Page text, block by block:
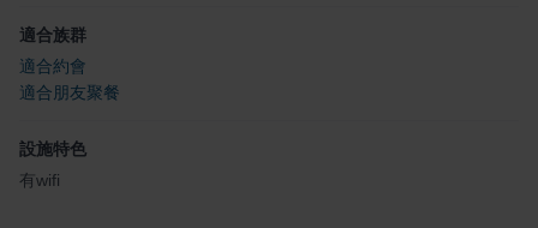
適合族群
適合約會
適合朋友聚餐
設施特色
有wifi